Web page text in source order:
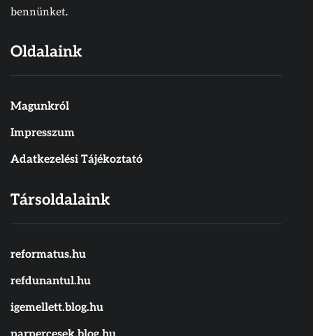
bennünket.
Oldalaink
Magunkról
Impresszum
Adatkezelési Tájékoztató
Társoldalaink
reformatus.hu
refdunantul.hu
igemellett.blog.hu